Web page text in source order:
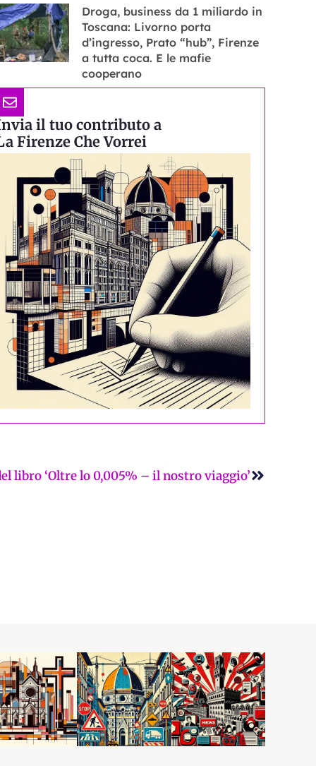
Droga, business da 1 miliardo in
Toscana: Livorno porta
d’ingresso, Prato “hub”, Firenze
a tutta coca. E le mafie
cooperano
il tuo contributo a
Firenze Che Vorrei
libro ‘Oltre lo 0,005% – il nostro viaggio’